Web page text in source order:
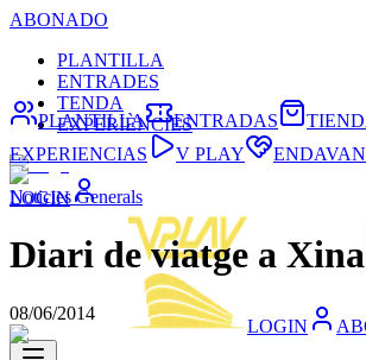
ABONADO
PLANTILLA
ENTRADES
TENDA
EXPERIÈNCIES
LOGIN
LOGIN
PLANTILLA ENTRADAS
EXPERIENCIAS
V PLAY
Noticies Generals
Diari de viatge a Xina
08/06/2014